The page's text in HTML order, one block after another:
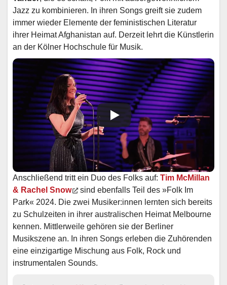
Jazz zu kombinieren. In ihren Songs greift sie zudem
immer wieder Elemente der feministischen Literatur
ihrer Heimat Afghanistan auf. Derzeit lehrt die Künstlerin
an der Kölner Hochschule für Musik.
Anschließend tritt ein Duo des Folks auf: Tim McMillan
& Rachel Snow
sind ebenfalls Teil des »Folk Im
Park« 2024. Die zwei Musiker:innen lernten sich bereits
zu Schulzeiten in ihrer australischen Heimat Melbourne
kennen. Mittlerweile gehören sie der Berliner
Musikszene an. In ihren Songs erleben die Zuhörenden
eine einzigartige Mischung aus Folk, Rock und
instrumentalen Sounds.